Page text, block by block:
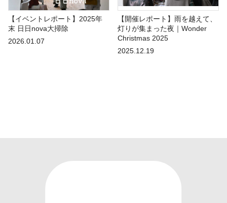
【イベントレポート】2025年
末 日日nova大掃除
2026.01.07
【開催レポート】雨を越えて、
灯りが集まった夜｜Wonder
Christmas 2025
2025.12.19